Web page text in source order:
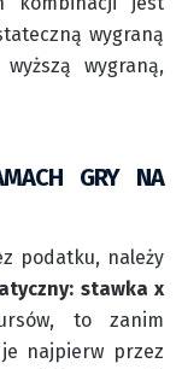
wygraną
wygraną,
GRY NA
podatku, należy
stawka x
to zanim
najpierw przez